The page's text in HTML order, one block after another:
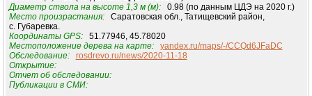
Диаметр ствола на высоте 1,3 м (м):0.98 (по данным ЦДЭ на 2020 г.)
Место произрастания:Саратовская обл., Татищевский район,
с. Губаревка.
Координаты GPS:51.77946, 45.78020
Местоположение дерева на карте:
yandex.ru/maps/-/CCQd6JFaDC
Обследование:
rosdrevo.ru/news/2020-11-18
Открытие:
Отчет об обследовании:
Публикации в СМИ: